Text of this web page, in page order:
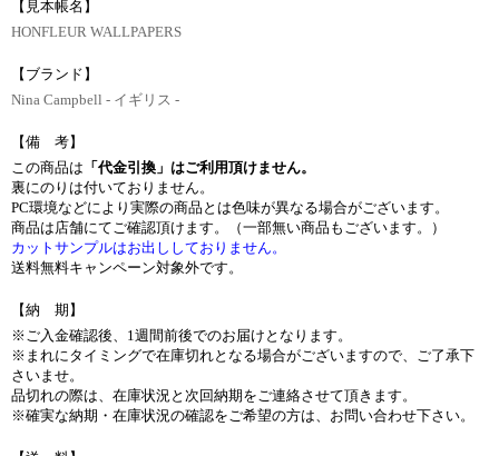
【見本帳名】
HONFLEUR WALLPAPERS
【ブランド】
Nina Campbell - イギリス -
【備 考】
この商品は 「代金引換」はご利用頂けません。
裏にのりは付いておりません。
PC環境などにより実際の商品とは色味が異なる場合がございます。
商品は店舗にてご確認頂けます。（一部無い商品もございます。）
カットサンプルはお出ししておりません。
送料無料キャンペーン対象外です。
【納 期】
※ご入金確認後、1週間前後でのお届けとなります。
※まれにタイミングで在庫切れとなる場合がございますので、ご了承下
さいませ。
品切れの際は、在庫状況と次回納期をご連絡させて頂きます。
※確実な納期・在庫状況の確認をご希望の方は、お問い合わせ下さい。